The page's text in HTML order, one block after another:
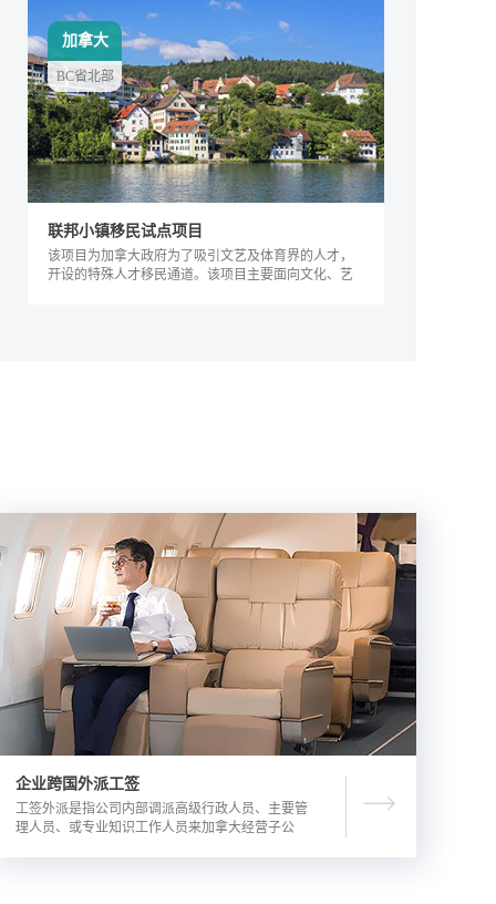
联邦小镇移民试点项目
该项目为加拿大政府为了吸引文艺及体育界的人才，
开设的特殊人才移民通道。该项目主要面向文化、艺
加拿大
BC省北部
企业跨国外派工签
工签外派是指公司内部调派高级行政人员、主要管
理人员、或专业知识工作人员来加拿大经营子公